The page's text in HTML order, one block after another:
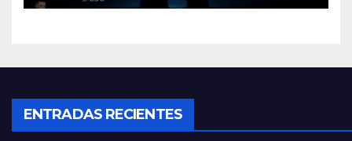
ENTRADAS RECIENTES